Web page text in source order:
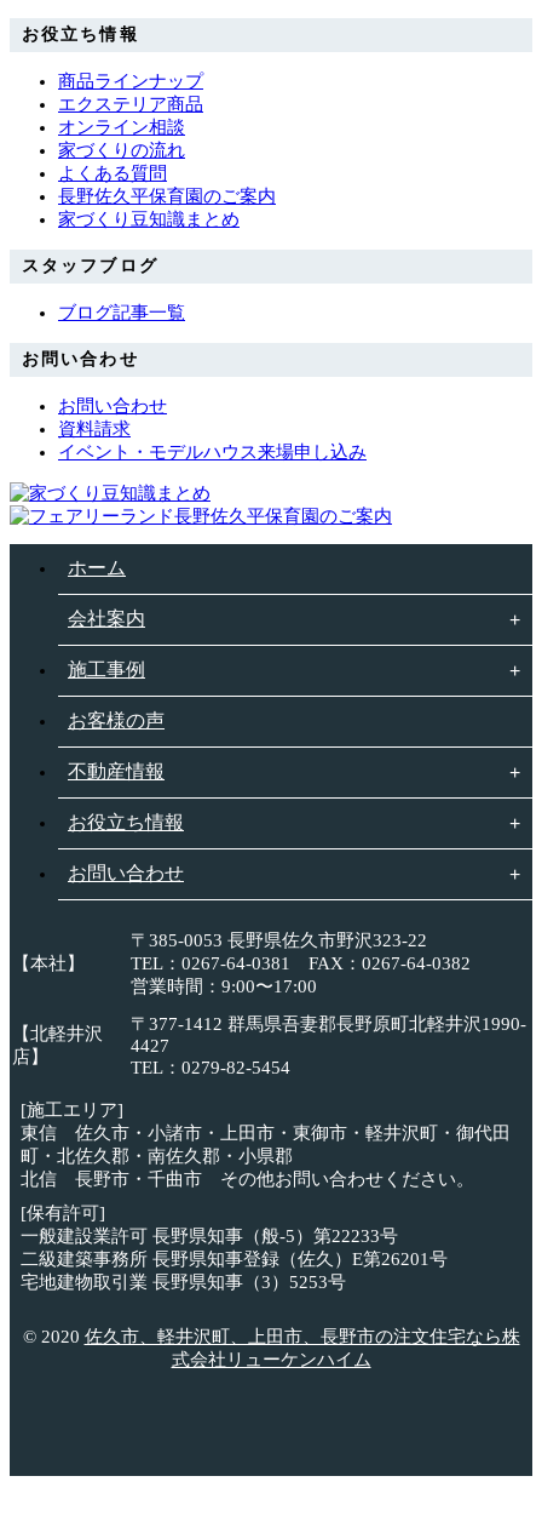
お役立ち情報
商品ラインナップ
エクステリア商品
オンライン相談
家づくりの流れ
よくある質問
長野佐久平保育園のご案内
家づくり豆知識まとめ
スタッフブログ
ブログ記事一覧
お問い合わせ
お問い合わせ
資料請求
イベント・モデルハウス来場申し込み
ホーム
会社案内
施工事例
お客様の声
不動産情報
お役立ち情報
お問い合わせ
【本社】
〒385-0053 長野県佐久市野沢323-22
TEL：0267-64-0381 FAX：0267-64-0382
営業時間：9:00〜17:00
【北軽井沢
店】
〒377-1412 群馬県吾妻郡長野原町北軽井沢1990-
4427
TEL：0279-82-5454
[施工エリア]
東信 佐久市・小諸市・上田市・東御市・軽井沢町・御代田
町・北佐久郡・南佐久郡・小県郡
北信 長野市・千曲市 その他お問い合わせください。
[保有許可]
一般建設業許可 長野県知事（般-5）第22233号
二級建築事務所 長野県知事登録（佐久）E第26201号
宅地建物取引業 長野県知事（3）5253号
© 2020 佐久市、軽井沢町、上田市、長野市の注文住宅なら株
式会社リューケンハイム